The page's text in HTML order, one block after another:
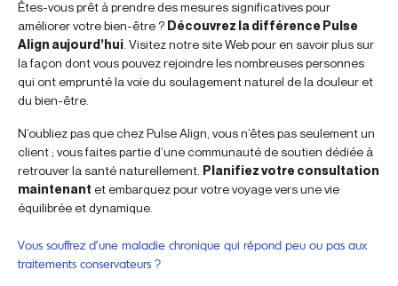
Êtes-vous prêt à prendre des mesures significatives pour
améliorer votre bien-être ? Découvrez la différence Pulse
Align aujourd’hui . Visitez notre site Web pour en savoir plus sur
la façon dont vous pouvez rejoindre les nombreuses personnes
qui ont emprunté la voie du soulagement naturel de la douleur et
du bien-être.
N’oubliez pas que chez Pulse Align, vous n’êtes pas seulement un
client ; vous faites partie d’une communauté de soutien dédiée à
retrouver la santé naturellement. Planifiez votre consultation
maintenant et embarquez pour votre voyage vers une vie
équilibrée et dynamique.
Vous souffrez d’une maladie chronique qui répond peu ou pas aux
traitements conservateurs ?